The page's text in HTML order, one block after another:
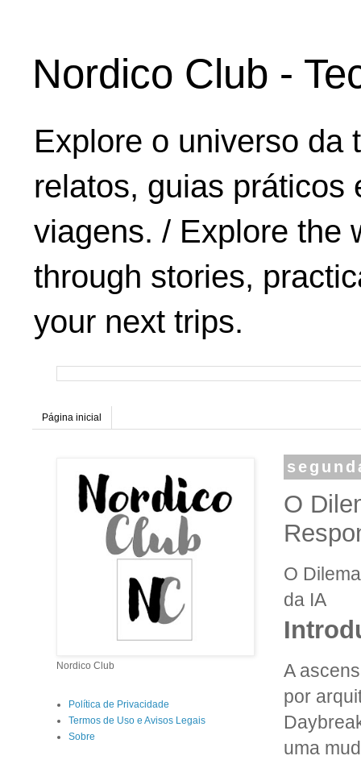
Nordico Club -
Explore o universo da
relatos, guias práticos
viagens. / Explore the
through stories,
your next trips.
Página inicial
O
O
da IA
A
por
uma
Nordico Club
Política de Privacidade
Termos de Uso e Avisos Legais
Sobre